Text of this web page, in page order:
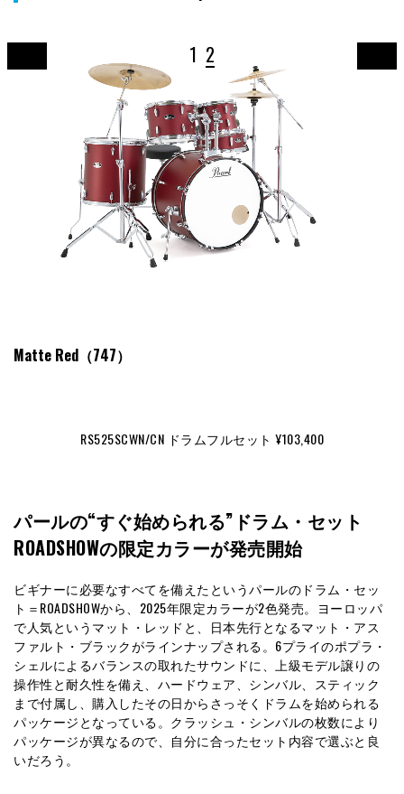
Matte Red（747）
1 2
RS525SCWN/CN ドラムフルセット ¥103,400
パールの“すぐ始められる”ドラム・セット
ROADSHOWの限定カラーが発売開始
ビギナーに必要なすべてを備えたというパールのドラム・セッ
ト＝ROADSHOWから、2025年限定カラーが2色発売。ヨーロッパ
で人気というマット・レッドと、日本先行となるマット・アス
ファルト・ブラックがラインナップされる。6プライのポプラ・
シェルによるバランスの取れたサウンドに、上級モデル譲りの
操作性と耐久性を備え、ハードウェア、シンバル、スティック
まで付属し、購入したその日からさっそくドラムを始められる
パッケージとなっている。クラッシュ・シンバルの枚数により
パッケージが異なるので、自分に合ったセット内容で選ぶと良
いだろう。